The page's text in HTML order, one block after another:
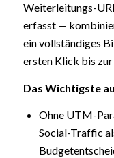
Weiterleitungs-
erfasst —
ein vollständiges
ersten Klick bis
Das Wichtigste
Ohne UTM-
Social-Traffic